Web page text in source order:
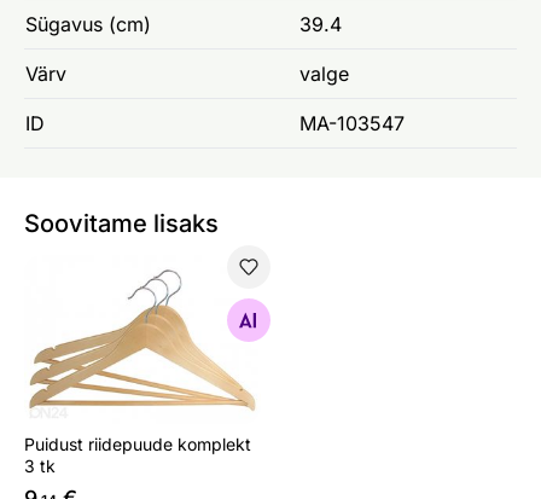
Sügavus (cm) 39.4
Värv valge
ID MA-103547
Soovitame lisaks
Puidust riidepuude komplekt 3 tk
Otsi sarnaseid
Puidust riidepuude komplekt
3 tk